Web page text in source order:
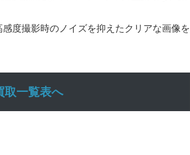
度撮影時のノイズを抑えたクリアな画像を
取一覧表へ